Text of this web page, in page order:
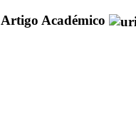
Artigo Académico